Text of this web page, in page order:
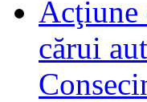
Acţiune
cărui